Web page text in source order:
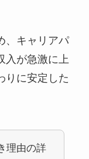
、キャリアパ
入が急激に上
りに安定した
理由の詳